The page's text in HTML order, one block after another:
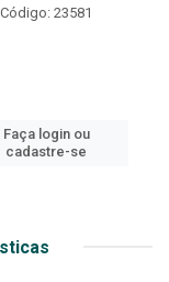
Código: 23581
Faça login ou
cadastre-se